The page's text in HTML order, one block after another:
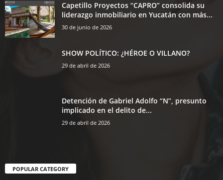
Capetillo Proyectos “CAPRO” consolida su
liderazgo inmobiliario en Yucatán con más...
30 de junio de 2026
SHOW POLÍTICO: ¿HÉROE O VILLANO?
29 de abril de 2026
Detención de Gabriel Adolfo “N”, presunto
implicado en el delito de...
29 de abril de 2026
POPULAR CATEGORY